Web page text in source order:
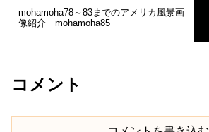
mohamoha78～83までのアメリカ風景画
像紹介 mohamoha85
コメント